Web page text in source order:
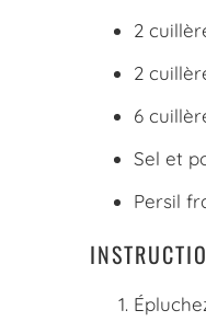
2
2
6
Sel et
Persil